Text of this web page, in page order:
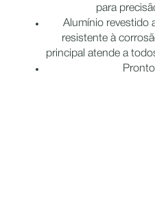
para
Alumínio revestido
resistente à
principal atende a
Pronto